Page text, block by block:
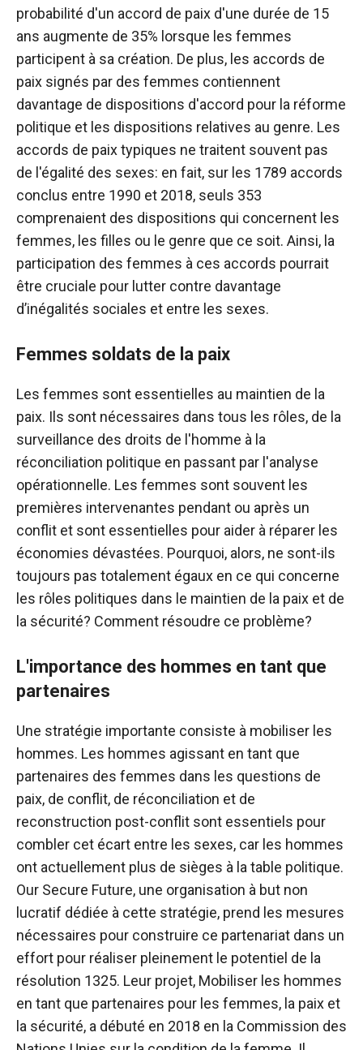
probabilité d'un accord de paix d'une durée de 15
ans augmente de 35% lorsque les femmes
participent à sa création. De plus, les accords de
paix signés par des femmes contiennent
davantage de dispositions d'accord pour la réforme
politique et les dispositions relatives au genre. Les
accords de paix typiques ne traitent souvent pas
de l'égalité des sexes: en fait, sur les 1789 accords
conclus entre 1990 et 2018, seuls 353
comprenaient des dispositions qui concernent les
femmes, les filles ou le genre que ce soit. Ainsi, la
participation des femmes à ces accords pourrait
être cruciale pour lutter contre davantage
d’inégalités sociales et entre les sexes.
Femmes soldats de la paix
Les femmes sont essentielles au maintien de la
paix. Ils sont nécessaires dans tous les rôles, de la
surveillance des droits de l'homme à la
réconciliation politique en passant par l'analyse
opérationnelle. Les femmes sont souvent les
premières intervenantes pendant ou après un
conflit et sont essentielles pour aider à réparer les
économies dévastées. Pourquoi, alors, ne sont-ils
toujours pas totalement égaux en ce qui concerne
les rôles politiques dans le maintien de la paix et de
la sécurité? Comment résoudre ce problème?
L'importance des hommes en tant que
partenaires
Une stratégie importante consiste à mobiliser les
hommes. Les hommes agissant en tant que
partenaires des femmes dans les questions de
paix, de conflit, de réconciliation et de
reconstruction post-conflit sont essentiels pour
combler cet écart entre les sexes, car les hommes
ont actuellement plus de sièges à la table politique.
Our Secure Future, une organisation à but non
lucratif dédiée à cette stratégie, prend les mesures
nécessaires pour construire ce partenariat dans un
effort pour réaliser pleinement le potentiel de la
résolution 1325. Leur projet, Mobiliser les hommes
en tant que partenaires pour les femmes, la paix et
la sécurité, a débuté en 2018 en la Commission des